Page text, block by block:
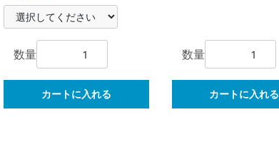
数量
カートに入れる
数量
カートに入れる